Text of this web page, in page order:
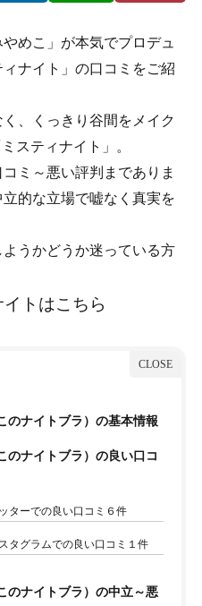
めこ」が本気でプロデュ
ナイト」の口コミをご紹
、くっきり谷間を メイク
ミスティナイト」。
ミ～悪い評判までありま
的な立場で嘘なく真実を
ようかどうか迷っている方
トはこちら
のナイトブラ）の基本情報
のナイトブラ）の良い口コ
ターでの良い口コミ６件
タグラムでの良い口コミ１件
のナイトブラ）の中立～悪